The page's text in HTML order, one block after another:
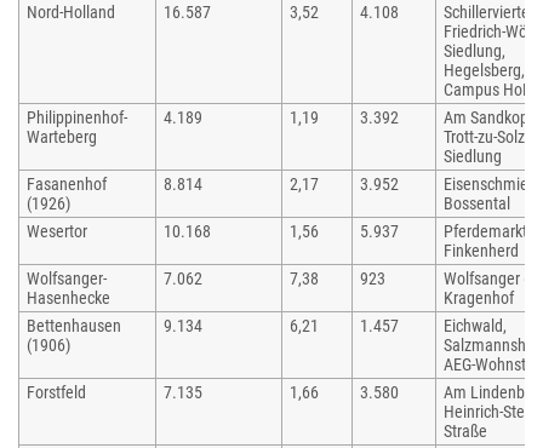
Nord-Holland
16.587 3,52 4.108
Schillerviertel,
Friedrich-
Siedlung,
Hegelsberg,
Campus HoPla
Philippinenhof-
Warteberg
4.189 1,19 3.392
Am Sandkopf,
Trott-zu-Solz-
Siedlung
Fasanenhof
(1926)
8.814 2,17 3.952
Bossental
Wesertor
10.168 1,56 5.937
Pferdemarkt,
Finkenherd
Wolfsanger-
Hasenhecke
7.062 7,38 923
Wolfsanger
Kragenhof
Bettenhausen
(1906)
9.134 6,21 1.457
Eichwald,
AEG-
Forstfeld
7.135 1,66 3.580
Am
Heinrich-Steul-
Straße